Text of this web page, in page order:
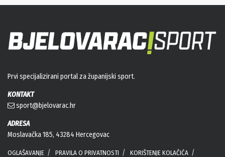
Prvi specijalizirani portal za županijski sport.
KONTAKT
sport@bjelovarac.hr
ADRESA
Moslavačka 185, 43284 Hercegovac
OGLAŠAVANJE PRAVILA O PRIVATNOSTI
KORIŠTENJE KOLAČIĆA